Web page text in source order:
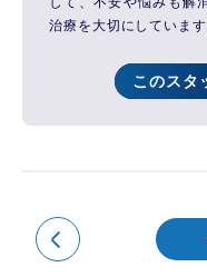
治療を大切にしています
このスタ